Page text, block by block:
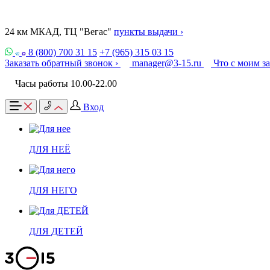
24 км МКАД, ТЦ "Вегас" пункты выдачи ›
8 (800) 700 31 15 +7 (965) 315 03 15
Заказать обратный звонок ›
manager@3-15.ru
Что с моим
Часы работы 10.00-22.00
Вход
ДЛЯ НЕЁ
ДЛЯ НЕГО
ДЛЯ ДЕТЕЙ